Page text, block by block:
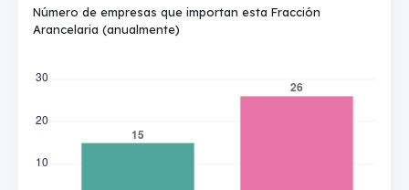
Número de empresas que importan esta Fracción
Arancelaria (anualmente)